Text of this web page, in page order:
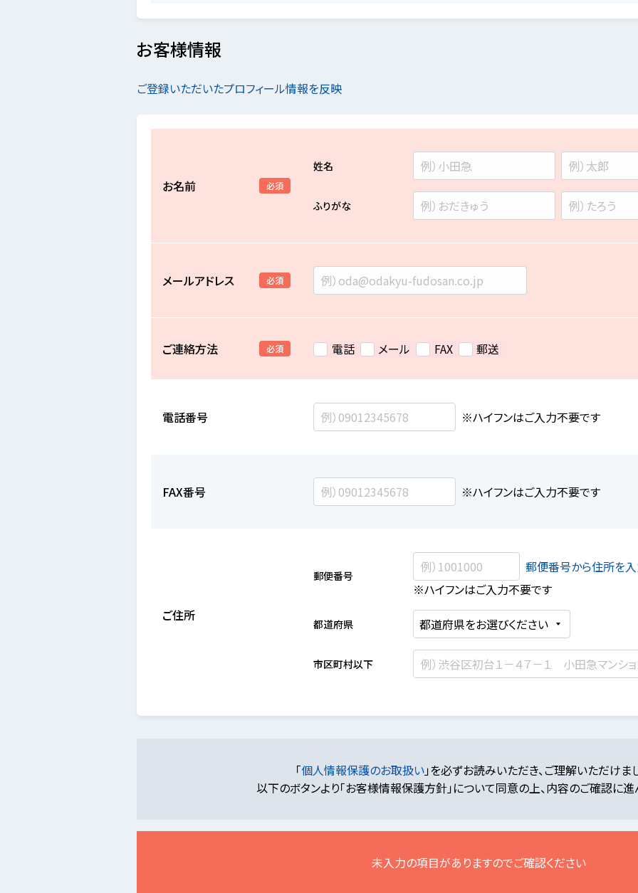
お客様情報
ご登録いただいたプロフィール情報を反映
お名前 必須
姓名
ふりがな
メールアドレス 必須
ご連絡方法 必須 電話 メール FAX 郵送
電話番号 ※ハイフンはご入力不要です
FAX番号 ※ハイフンはご入力不要です
ご住所
郵便番号
郵便番号から住所を
※ハイフンはご入力不要です
都道府県
市区町村以下
「個人情報保護のお取扱い」を必ずお読みいただき、ご理解いただけま
以下のボタンより「お客様情報保護方針」について同意の上、内容のご確認に進
未入力の項目がありますのでご確認ください